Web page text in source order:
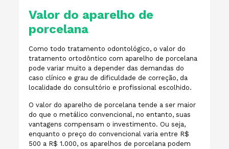
Valor do aparelho de
porcelana
Como todo tratamento odontológico, o valor do
tratamento ortodôntico com aparelho de porcelana
pode variar muito a depender das demandas do
caso clínico e grau de dificuldade de correção, da
localidade do consultório e profissional escolhido.
O valor do aparelho de porcelana tende a ser maior
do que o metálico convencional, no entanto, suas
vantagens compensam o investimento. Ou seja,
enquanto o preço do convencional varia entre R$
500 a R$ 1.000, os aparelhos de porcelana podem